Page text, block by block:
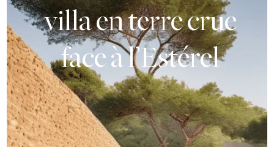
villaenterrecrue
faceàl’Estérel